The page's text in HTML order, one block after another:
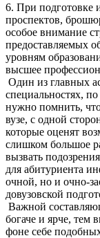
6. При подготовке
проспектов,
особое внимание
предоставляемых
уровням
высшее
Один из главных
специальностях,
нужно помнить,
вузе, с одной
которые оценят
слишком большое
вызвать
для абитуриента
очной, но и очно-
довузовской
Важной
богаче и ярче, тем
фоне себе